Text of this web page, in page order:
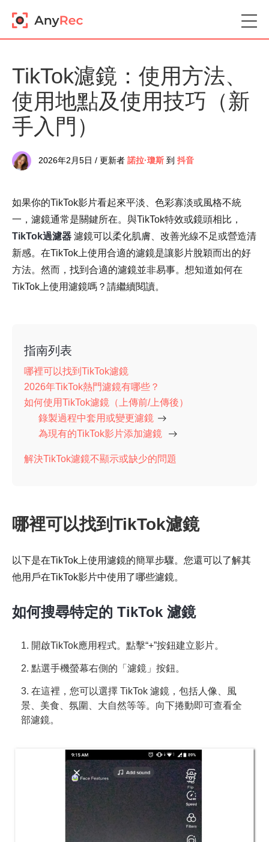
TikTok濾鏡：使用方法、
使用地點及使用技巧（新
手入門）
2026年2月5日 / 更新者 諾拉·瓊斯 到 抖音
如果你的TikTok影片看起來平淡、色彩寡淡或風格不統
一，濾鏡通常是關鍵所在。與TikTok特效或鏡頭相比，
TikTok過濾器 濾鏡可以柔化肌膚、改善光線不足或營造清
新感。在TikTok上使用合適的濾鏡是讓影片脫穎而出的好
方法。然而，找到合適的濾鏡並非易事。想知道如何在
TikTok上使用濾鏡嗎？請繼續閱讀。
指南列表
哪裡可以找到TikTok濾鏡
2026年TikTok熱門濾鏡有哪些？
如何使用TikTok濾鏡（上傳前/上傳後）
錄製過程中套用或變更濾鏡
為現有的TikTok影片添加濾鏡
解決TikTok濾鏡不顯示或缺少的問題
哪裡可以找到TikTok濾鏡
以下是在TikTok上使用濾鏡的簡單步驟。您還可以了解其
他用戶在TikTok影片中使用了哪些濾鏡。
如何搜尋特定的 TikTok 濾鏡
1. 開啟TikTok應用程式。點擊“+”按鈕建立影片。
2. 點選手機螢幕右側的「濾鏡」按鈕。
3. 在這裡，您可以選擇 TikTok 濾鏡，包括人像、風
景、美食、氛圍、大自然等等。向下捲動即可查看全
部濾鏡。